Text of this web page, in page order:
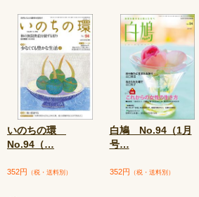
いのちの環
No.94（…
352円 （税・送料別）
白鳩 No.94（1月
号…
352円 （税・送料別）